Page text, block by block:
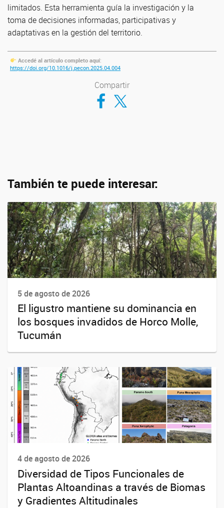
limitados. Esta herramienta guía la investigación y la
toma de decisiones informadas, participativas y
adaptativas en la gestión del territorio.
Accedé al artículo completo aquí:
https://doi.org/10.1016/j.pecon.2025.04.004
Compartir
Compartir en Facebook
Compartir en Twitter
También te puede interesar:
5 de agosto de 2026
El ligustro mantiene su dominancia en
los bosques invadidos de Horco Molle,
Tucumán
4 de agosto de 2026
Diversidad de Tipos Funcionales de
Plantas Altoandinas a través de Biomas
y Gradientes Altitudinales